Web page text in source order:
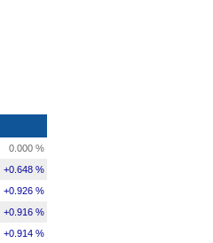
0.000 %
+0.648 %
+0.926 %
+0.916 %
+0.914 %